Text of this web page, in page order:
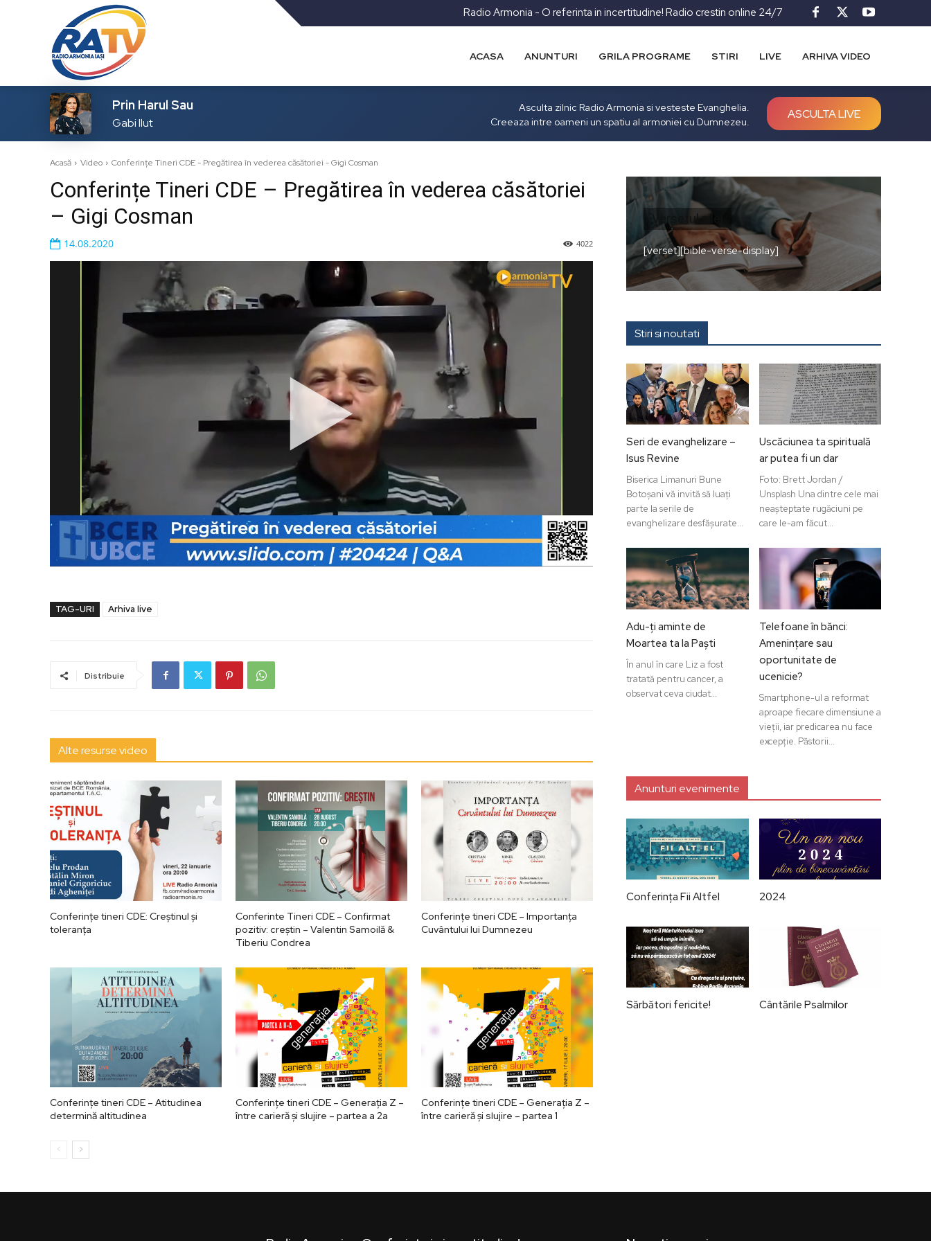
Radio Armonia - O referinta in incertitudine! Radio crestin online 24/7
ACASA ANUNTURI GRILA PROGRAME STIRI LIVE ARHIVA VIDEO
Prin Harul Sau
Gabi Ilut
Asculta zilnic Radio Armonia si vesteste Evanghelia.
Creeaza intre oameni un spatiu al armoniei cu Dumnezeu.
ASCULTA LIVE
Acasă Video Conferințe Tineri CDE - Pregătirea în vederea căsătoriei - Gigi Cosman
Conferințe Tineri CDE – Pregătirea în vederea căsătoriei
– Gigi Cosman
4022
14.08.2020
TAG-URI Arhiva live
Distribuie
Alte resurse video
Conferințe tineri CDE: Creștinul și
toleranța
Conferinte Tineri CDE – Confirmat
pozitiv: creștin – Valentin Samoilă &
Tiberiu Condrea
Conferințe tineri CDE – Importanța
Cuvântului lui Dumnezeu
Conferințe tineri CDE – Atitudinea
determină altitudinea
Conferințe tineri CDE – Generația Z –
între carieră și slujire – partea a 2a
Conferințe tineri CDE – Generația Z –
între carieră și slujire – partea 1
Versetul zilei
[verset][bible-verse-display]
Stiri si noutati
Seri de evanghelizare –
Isus Revine
Biserica Limanuri Bune
Botoșani vă invită să luați
parte la serile de
evanghelizare desfășurate...
Uscăciunea ta spirituală
ar putea fi un dar
Foto: Brett Jordan /
Unsplash Una dintre cele mai
neașteptate rugăciuni pe
care le-am făcut...
Adu-ți aminte de
Moartea ta la Paști
În anul în care Liz a fost
tratată pentru cancer, a
observat ceva ciudat...
Telefoane în bănci:
Amenințare sau
oportunitate de
ucenicie?
Smartphone-ul a reformat
aproape fiecare dimensiune a
vieții, iar predicarea nu face
excepție. Păstorii...
Anunturi evenimente
Conferința Fii Altfel 2024
Sărbători fericite! Cântările Psalmilor